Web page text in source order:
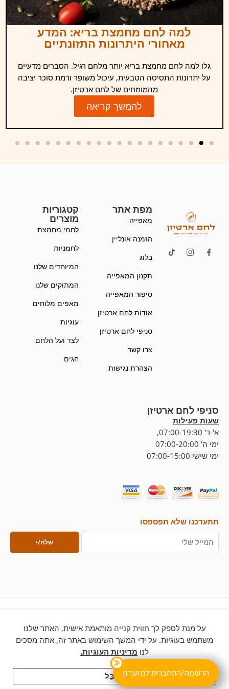
למה לחם מחמצת בריא: המדע
מאחורי היתרונות התזונתיים
גלו למה לחם מחמצת בריא יותר מלחם רגיל. הסברים מדעיים
על יתרונות התסיסה הטבעית, עיכול משופר ורמת סוכר יציבה
מהמומחים של לחם ארטיזן.
להמשך קריאה
מפת אתר
מאפייה
הזמנה אונליין
בלוג
תקנון המאפייה
סיפור המאפייה
אודות לחם ארטיזן
סניפי לחם ארטיזן
צרו קשר
הצהרת נגישות
קטגוריות
מוצרים
לחמי מחמצת
לחמניות
המיוחדים שלנו
המתוקים שלנו
מאפים מלוחים
עוגיות
לצד ועל הלחם
חגים
סניפי לחם ארטיזן
שעות פעילות
א'-ד' 07:00-19:30,
ימי ה' 07:00-20:00
ימי שישי 07:00-15:00
תתעדכנו שלא תפספסו
© 2026 – כל הזכויות שמורות ללחם ארטיזן
על מנת לספק לך חווית קנייה מותאמת אישית, האתר שלנו
משתמש בעוגיות. על ידי המשך השימוש באתר זה, אתה מסכים
לנו מדיניות העוגיות.
לְקַבֵּלהרשמה/התחברות למועדון